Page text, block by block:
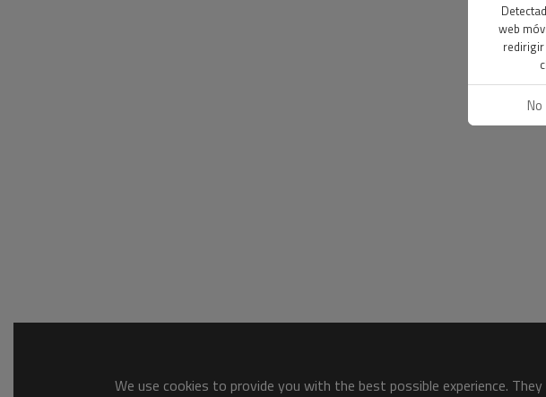
We use cookies to provide you with the best possible experience.
web
No